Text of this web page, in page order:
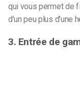
qui vous permet de
d’un peu plus d’une
3. Entrée de